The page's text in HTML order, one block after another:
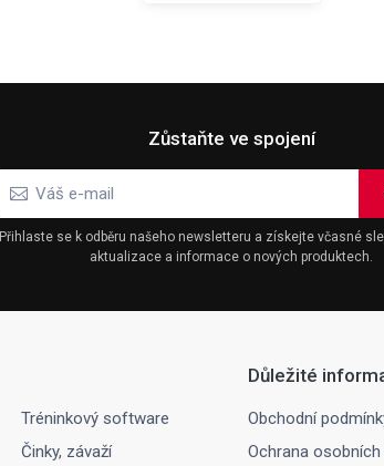
Zůstaňte ve spojení
Přihlaste se k odběru našeho newsletteru a získejte včasné
aktualizace a informace o nových produktech.
Tréninkový software
Činky, závaží
Důležité
Obchodní
Ochrana osobních